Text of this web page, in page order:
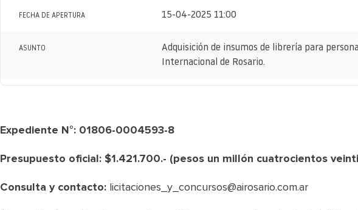
FECHA DE APERTURA 15-04-2025 11:00
ASUNTO
Adquisición de insumos de librería para
Internacional de Rosario.
Expediente N°: 01806-0004593-8
Presupuesto oficial: $1.421.700.- (pesos un millón cuatrocientos
Consulta y contacto:licitaciones_y_concursos@airosario.com.ar